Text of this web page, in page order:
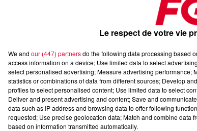
du refus du dépôt de cookies que vous avez
bouton ci-
Afficher
RADIO FG !
Le respect de votre vie
We and our (447) partnersdo the following data processing based
access information on a device; Use limited data to select
select personalised advertising; Measure advertising performance;
statistics or combinations of data from different sources; Develop
profiles to select personalised content; Use limited data to select
Deliver and present advertising and content; Save and
data such as IP address and browsing data to offer following
requested; Use precise geolocation data; Match and combine data
based on information transmitted automatically.